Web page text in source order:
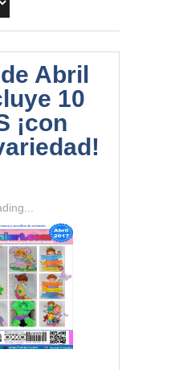
Abril
10
¡con